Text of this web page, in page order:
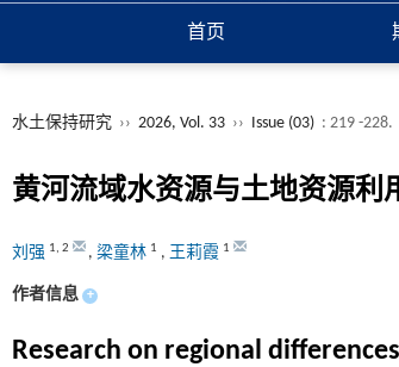
首页
水土保持研究 ›› 2026, Vol. 33 ›› Issue (03) : 219 -228.
黄河流域水资源与土地资源利
刘强 1, 2 , 梁童林 1 , 王莉霞 1
作者信息 +
Research on regional